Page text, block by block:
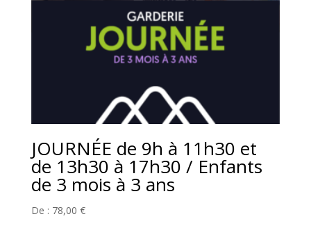
JOURNÉE de 9h à 11h30 et
de 13h30 à 17h30 / Enfants
de 3 mois à 3 ans
De : 78,00 €